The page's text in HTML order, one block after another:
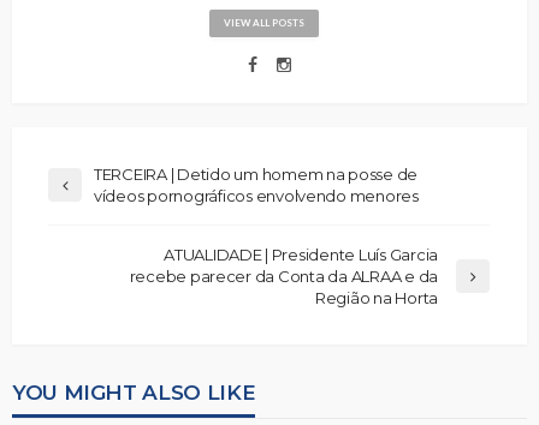
VIEW ALL POSTS
TERCEIRA | Detido um homem na posse de
vídeos pornográficos envolvendo menores
ATUALIDADE | Presidente Luís Garcia
recebe parecer da Conta da ALRAA e da
Região na Horta
YOU MIGHT ALSO LIKE